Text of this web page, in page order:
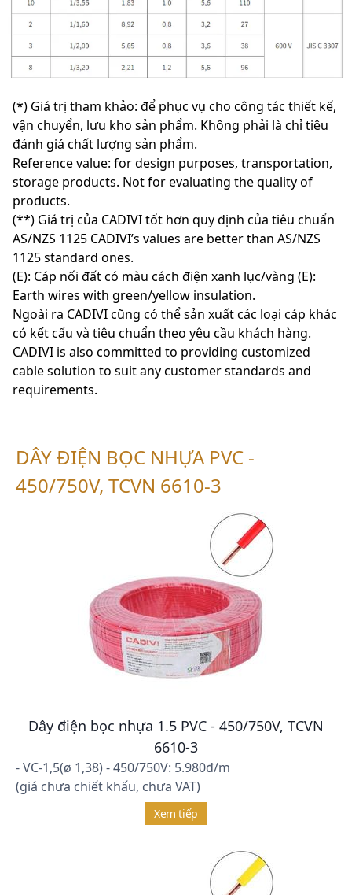
(*) Giá trị tham khảo: để phục vụ cho công tác thiết kế,
vận chuyển, lưu kho sản phẩm. Không phải là chỉ tiêu
đánh giá chất lượng sản phẩm.
Reference value: for design purposes, transportation,
storage products. Not for evaluating the quality of
products.
(**) Giá trị của CADIVI tốt hơn quy định của tiêu chuẩn
AS/NZS 1125 CADIVI’s values are better than AS/NZS
1125 standard ones.
(E): Cáp nối đất có màu cách điện xanh lục/vàng (E):
Earth wires with green/yellow insulation.
Ngoài ra CADIVI cũng có thể sản xuất các loại cáp khác
có kết cấu và tiêu chuẩn theo yêu cầu khách hàng.
CADIVI is also committed to providing customized
cable solution to suit any customer standards and
requirements.
DÂY ĐIỆN BỌC NHỰA PVC -
450/750V, TCVN 6610-3
Dây điện bọc nhựa 1.5 PVC - 450/750V, TCVN
6610-3
- VC-1,5(ø 1,38) - 450/750V: 5.980đ/m
(giá chưa chiết khấu, chưa VAT)
Xem tiếp